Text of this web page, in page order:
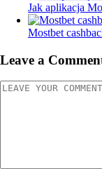
Jak aplikacja
Mostbet
Leave a